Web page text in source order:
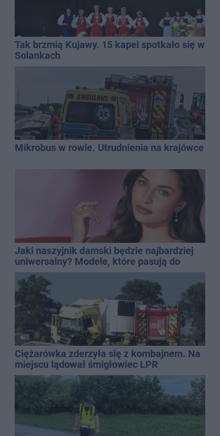
Tak brzmią Kujawy. 15 kapel spotkało się w
Solankach
Mikrobus w rowie. Utrudnienia na krajówce
Jaki naszyjnik damski będzie najbardziej
uniwersalny? Modele, które pasują do
wielu stylizacji
Ciężarówka zderzyła się z kombajnem. Na
miejscu lądował śmigłowiec LPR